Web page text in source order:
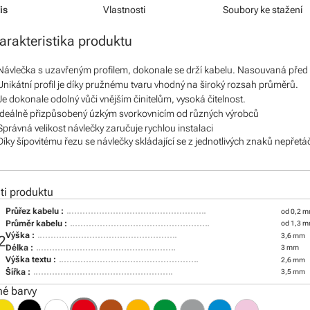
Vlastnosti Soubory ke stažení
produktu
s uzavřeným profilem, dokonale se drží kabelu. Nasouvaná
profil je díky pružnému tvaru vhodný na široký rozsah průměrů.
dokonale odolný vůči vnějším činitelům, vysoká čitelnost.
přizpůsobený úzkým svorkovnicím od různých výrobců
velikost návlečky zaručuje rychlou instalaci
šípovitému řezu se návlečky skládající se z jednotlivých znaků
produktu
Průřez kabelu : od 0,2
Průměr kabelu : od 1,3
Výška : 3,6 mm
Délka : 3 mm
Výška textu : 2,6 mm
Šířka : 3,5 mm
barvy